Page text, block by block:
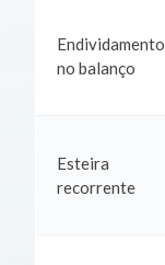
Endividamento
no balanço
Esteira
recorrente